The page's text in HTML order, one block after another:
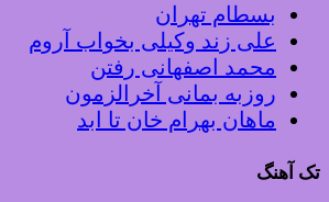
بسطام تهران
علی زند وکیلی بخواب آروم
محمد اصفهانی رفتن
روزبه بمانی آخرالزمون
ماهان بهرام خان تا ابد
تک آهنگ